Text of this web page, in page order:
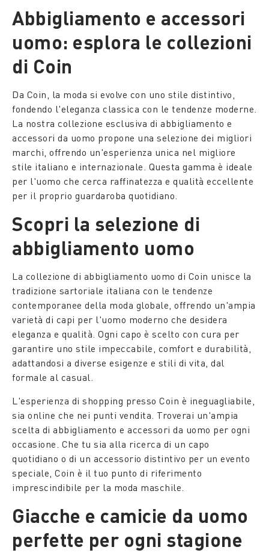
Abbigliamento e accessori
uomo: esplora le collezioni
di Coin
Da Coin, la moda si evolve con uno stile distintivo,
fondendo l'eleganza classica con le tendenze moderne.
La nostra collezione esclusiva di abbigliamento e
accessori da uomo propone una selezione dei migliori
marchi, offrendo un'esperienza unica nel migliore
stile italiano e internazionale. Questa gamma è ideale
per l'uomo che cerca raffinatezza e qualità eccellente
per il proprio guardaroba quotidiano.
Scopri la selezione di
abbigliamento uomo
La collezione di abbigliamento uomo di Coin unisce la
tradizione sartoriale italiana con le tendenze
contemporanee della moda globale, offrendo un'ampia
varietà di capi per l'uomo moderno che desidera
eleganza e qualità. Ogni capo è scelto con cura per
garantire uno stile impeccabile, comfort e durabilità,
adattandosi a diverse esigenze e stili di vita, dal
formale al casual.
L'esperienza di shopping presso Coin è ineguagliabile,
sia online che nei punti vendita. Troverai un'ampia
scelta di abbigliamento e accessori da uomo per ogni
occasione. Che tu sia alla ricerca di un capo
quotidiano o di un accessorio distintivo per un evento
speciale, Coin è il tuo punto di riferimento
imprescindibile per la moda maschile.
Giacche e camicie da uomo
perfette per ogni stagione